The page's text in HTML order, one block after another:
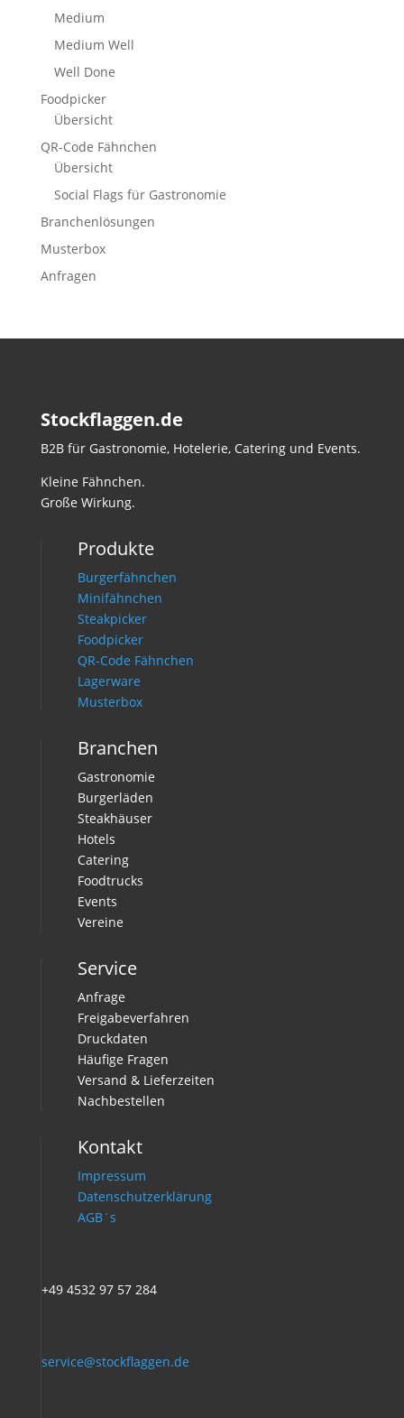
Medium
Medium Well
Well Done
Foodpicker
Übersicht
QR-Code Fähnchen
Übersicht
Social Flags für Gastronomie
Branchenlösungen
Musterbox
Anfragen
Stockflaggen.de
B2B für Gastronomie, Hotelerie, Catering und Events.
Kleine Fähnchen.
Große Wirkung.
Produkte
Burgerfähnchen
Minifähnchen
Steakpicker
Foodpicker
QR-Code Fähnchen
Lagerware
Musterbox
Branchen
Gastronomie
Burgerläden
Steakhäuser
Hotels
Catering
Foodtrucks
Events
Vereine
Service
Anfrage
Freigabeverfahren
Druckdaten
Häufige Fragen
Versand & Lieferzeiten
Nachbestellen
Kontakt
Impressum
Datenschutzerklärung
AGB´s
+49 4532 97 57 284
service@stockflaggen.de